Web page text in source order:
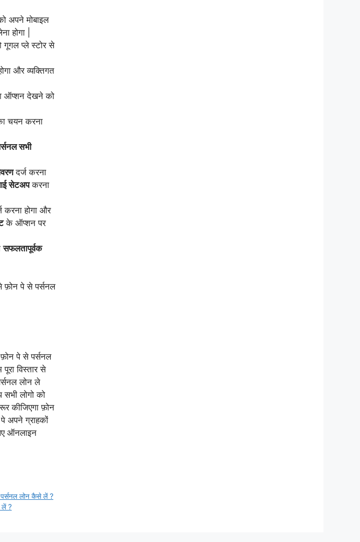
अपने मोबाइल
होगा |
गूगल प्ले स्टोर से
और व्यक्तिगत
ऑप्शन देखने को
चयन करना
सभी
दर्ज करना
सेटअपकरना
करना होगा और
के ऑप्शन पर
सफलतापूर्वक
फ़ोन पे से पर्सनल
पे से पर्सनल
विस्तार से
लोन ले
लोगो को
कीजिएगा फ़ोन
अपने ग्राहकों
ऑनलाइन
लोन कैसे लें ?
लें ?